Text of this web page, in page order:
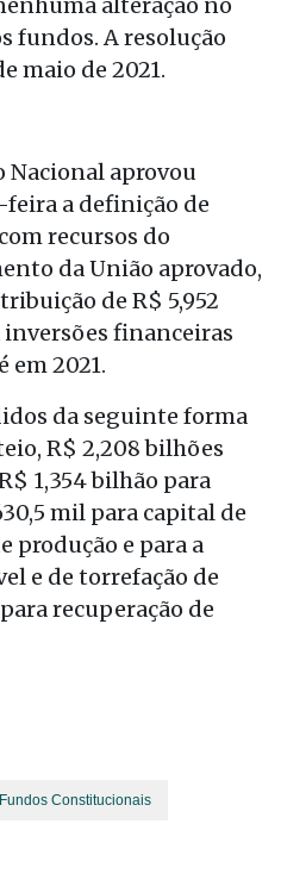
fundos. A resolução
maio de 2021.
Nacional aprovou
a definição de
recursos do
da União aprovado,
de R$ 5,952
financeiras
em 2021.
da seguinte forma
R$ 2,208 bilhões
1,354 bilhão para
mil para capital de
produção e para a
e de torrefação de
recuperação de
Fundos Constitucionais